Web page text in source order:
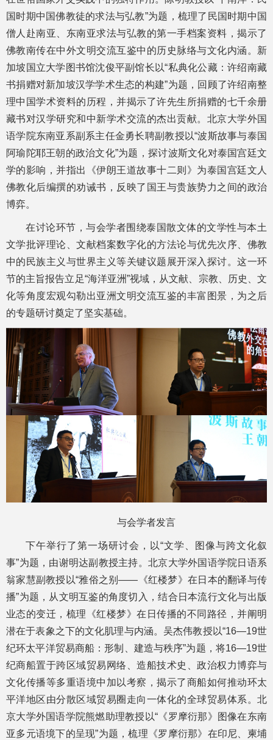
国时期中国佛教徒的求法与弘教”为题，梳理了民国时期中国
僧人赴南亚、东南亚求法与弘教的第一手档案资料，揭示了
佛教南传在中外文明交流互鉴中的历史脉络与文化内涵。新
加坡国立大学图书馆沈俊平副馆长以“私典化公藏：许绍南藏
书捐赠对新加坡汉学学术生态的构建”为题，回顾了许绍南整
理中国学术资料的历程，并揭示了许先生所捐赠的七千余册
藏书对汉学研究和中新学术交流的杰出贡献。北京大学外国
语学院东南亚系副系主任金勇长聘副教授以“波斯故事与泰国
阿瑜陀耶王朝的政治文化”为题，探讨波斯文化对泰国宫廷文
学的影响，并指出《伊朗王道故事十二则》为泰国宫廷文人
佛教化后编撰的劝诫书，反映了国王与贵族势力之间的政治
博弈。
在讨论环节，与会学者围绕泰国散文体的文学性与本土
文学批评理论、文献档案数字化的方法论与优先次序、佛教
中的民族主义与世界主义等关键议题展开深入探讨。这一环
节的主旨报告立足“海洋亚洲”视域，从文献、宗教、历史、文
化等角度宏观勾勒出亚洲文明交流互鉴的丰富图景，为之后
的专题研讨奠定了坚实基础。
与会学者发言
下午举行了第一场研讨会，以“文学、图像与跨文化叙
事”为题，由谢明达副教授主持。北京大学外国语学院日语系
翁家慧副教授以“雅俗之别——《红楼梦》在日本的翻译与传
播”为题，从文明互鉴的角度切入，结合日本流行文化与出版
业态的变迁，梳理《红楼梦》在日传播的不同路径，并阐明
潜在于表象之下的文化肌理与内涵。吴杰伟教授以“16—19世
纪环太平洋贸易商船：形制、建造与秩序”为题，将16—19世
纪商船置于跨区域贸易网络、造船技术史、政治权力博弈与
文化传播等多重语境中加以考察，揭示了商船如何推动环太
平洋地区由分散区域贸易圈走向一体化的全球贸易体系。北
京大学外国语学院熊燃助理教授以“《罗摩衍那》图像在东南
亚多元语境下的呈现”为题，梳理《罗摩衍那》在印尼、柬埔